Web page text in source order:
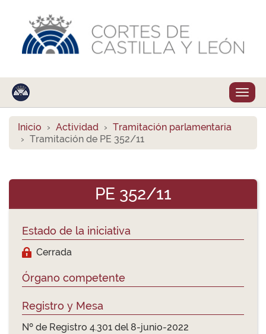
Inicio Actividad
Tramitación parlamentaria
Tramitación de PE 352/11
PE 352/11
Estado de la iniciativa
Cerrada
Órgano competente
Registro y Mesa
Nº de Registro 4.301 del 8-junio-2022